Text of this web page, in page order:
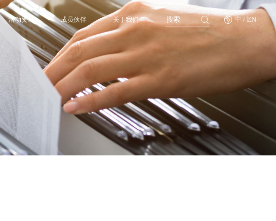
活动资讯 成员伙伴 关于我们 中 / EN